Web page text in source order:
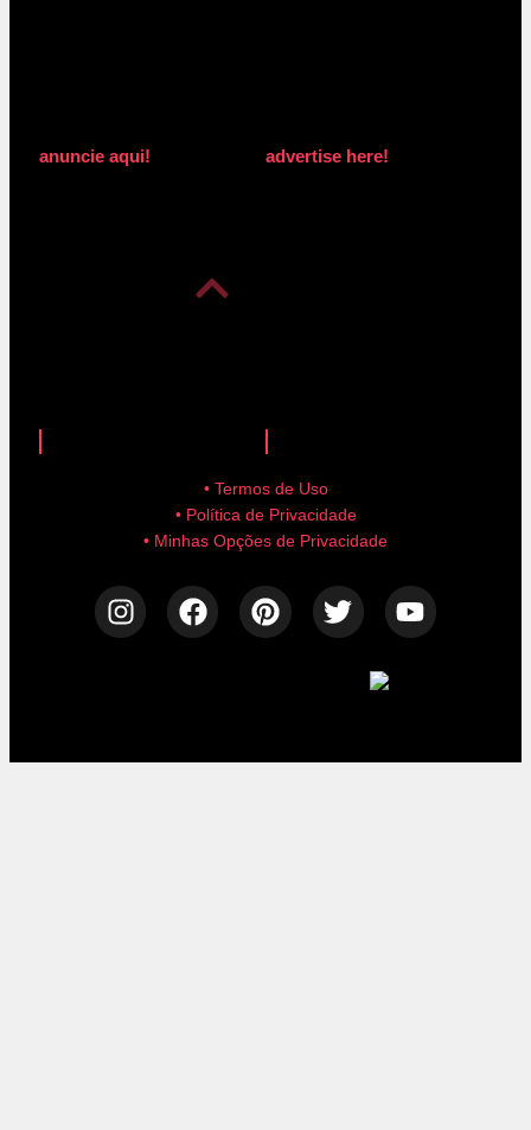
anuncie aqui! advertise here!
• Termos de Uso
• Política de Privacidade
• Minhas Opções de Privacidade